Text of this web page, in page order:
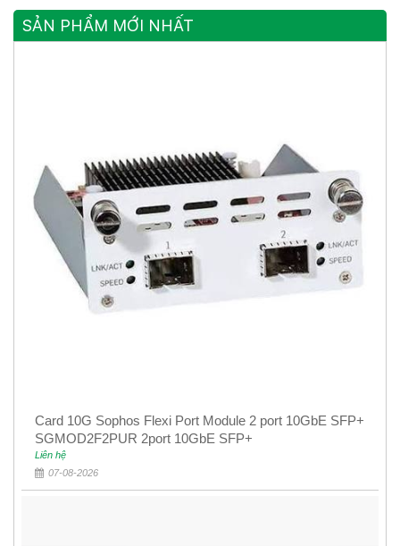
SẢN PHẨM MỚI NHẤT
Card 10G Sophos Flexi Port Module 2 port 10GbE SFP+
SGMOD2F2PUR 2port 10GbE SFP+
Liên hệ
07-08-2026